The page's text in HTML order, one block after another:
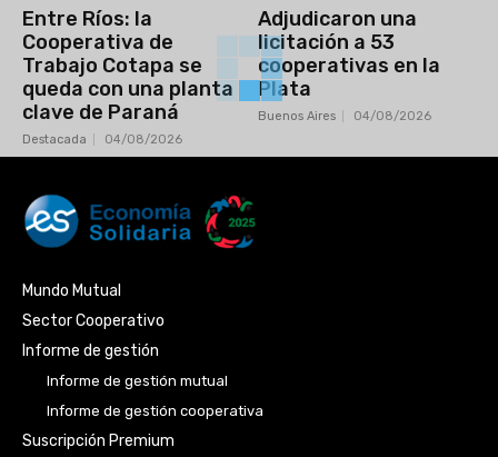
Entre Ríos: la
Cooperativa de
Trabajo Cotapa se
queda con una planta
clave de Paraná
Destacada 04/08/2026
Adjudicaron una
licitación a 53
cooperativas en la
Plata
Buenos Aires 04/08/2026
Mundo Mutual
Sector Cooperativo
Informe de gestión
Informe de gestión mutual
Informe de gestión cooperativa
Suscripción Premium